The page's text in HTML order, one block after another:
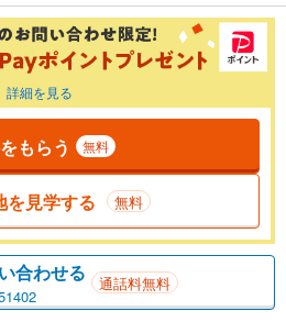
詳細を見る
もらう 無料
を見学する 無料
合わせる 通話料無料